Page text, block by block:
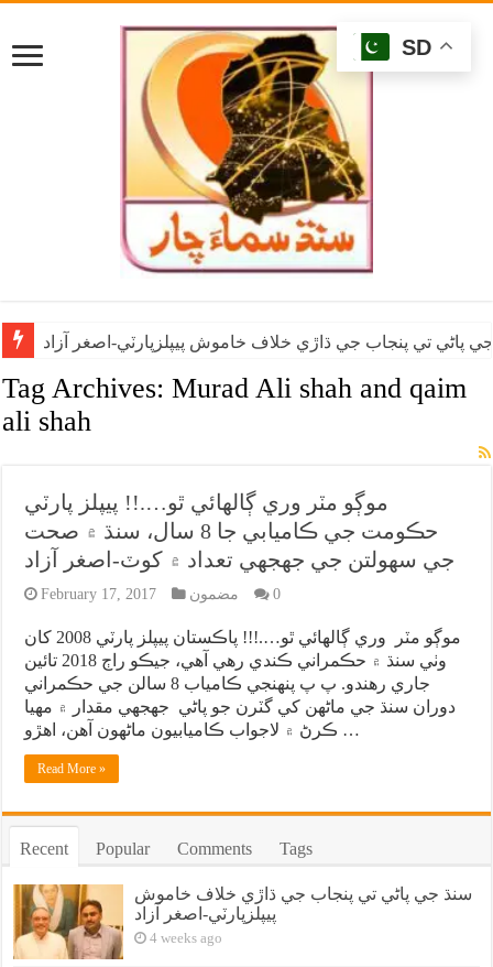
پاڻي تي پنجاب جي ڌاڙي خلاف خاموش پيپلزپارٽي-اصغر آزاد
Tag Archives:Murad Ali shah and qaim
ali shah
موڳو مٽر وري ڳالهائي ٿو….!! پيپلز پارٽي
حڪومت جي ڪاميابي جا 8 سال، سنڌ ۾ صحت
جي سهولتن جي جهجهي تعداد ۾ کوٽ-اصغر آزاد
February 17, 2017 مضمون 0
موڳو مٽر وري ڳالهائي ٿو….!!! پاڪستان پيپلز پارٽي 2008 کان
وٺي سنڌ ۾ حڪمراني ڪندي رهي آهي، جيڪو راڄ 2018 تائين
جاري رهندو. پ پ پنهنجي ڪامياب 8 سالن جي حڪمراني
دوران سنڌ جي ماڻهن کي گٽرن جو پاڻي جهجهي مقدار ۾ مهيا
ڪرڻ ۾ لاجواب ڪاميابيون ماڻهون آهن، اهڙو …
Read More »
Recent Popular Comments Tags
سنڌ جي پاڻي تي پنجاب جي ڌاڙي خلاف خاموش
پيپلزپارٽي-اصغر آزاد
4 weeks ago
SD